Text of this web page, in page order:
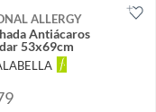
ALLERGY
Antiácaros
53x69cm